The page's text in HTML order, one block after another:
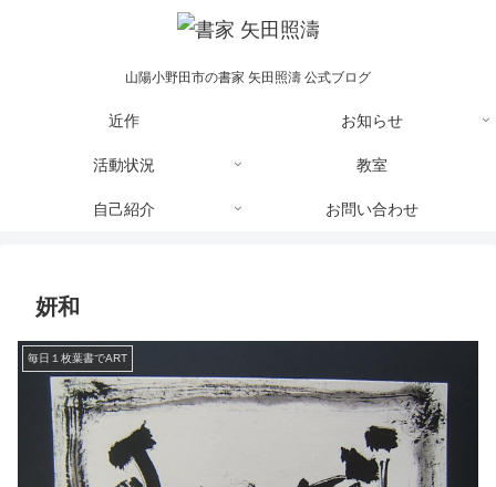
山陽小野田市の書家 矢田照濤 公式ブログ
近作 お知らせ
活動状況 教室
自己紹介 お問い合わせ
妍和
毎日１枚葉書でART